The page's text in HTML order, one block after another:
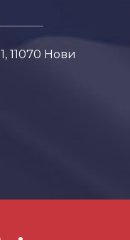
11070 Нови